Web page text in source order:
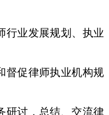
行业发展规划、执业
督促律师执业机构规
研讨，总结、交流律